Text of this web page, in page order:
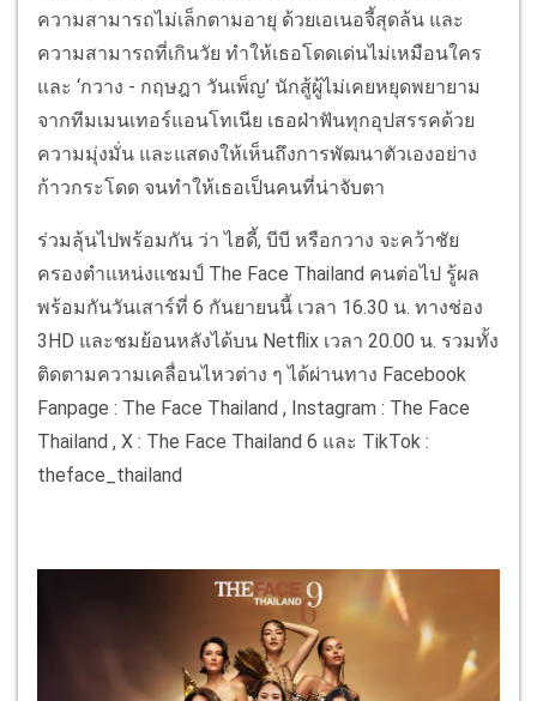
ความสามารถไม่เล็กตามอายุ ด้วยเอเนอจี้สุดล้น และ
ความสามารถที่เกินวัย ทำให้เธอโดดเด่นไม่เหมือนใคร
และ ‘กวาง - กฤษฎา วันเพ็ญ’ นักสู้ผู้ไม่เคยหยุดพยายาม
จากทีมเมนเทอร์แอนโทเนีย เธอฝ่าฟันทุกอุปสรรคด้วย
ความมุ่งมั่น และแสดงให้เห็นถึงการพัฒนาตัวเองอย่าง
ก้าวกระโดด จนทำให้เธอเป็นคนที่น่าจับตา
ร่วมลุ้นไปพร้อมกัน ว่า ไฮดี้, บีบี หรือกวาง จะคว้าชัย
ครองตำแหน่งแชมป์ The Face Thailand คนต่อไป รู้ผล
พร้อมกันวันเสาร์ที่ 6 กันยายนนี้ เวลา 16.30 น. ทางช่อง
3HD และชมย้อนหลังได้บน Netflix เวลา 20.00 น. รวมทั้ง
ติดตามความเคลื่อนไหวต่าง ๆ ได้ผ่านทาง Facebook
Fanpage : The Face Thailand , Instagram : The Face
Thailand , X : The Face Thailand 6 และ TikTok :
theface_thailand